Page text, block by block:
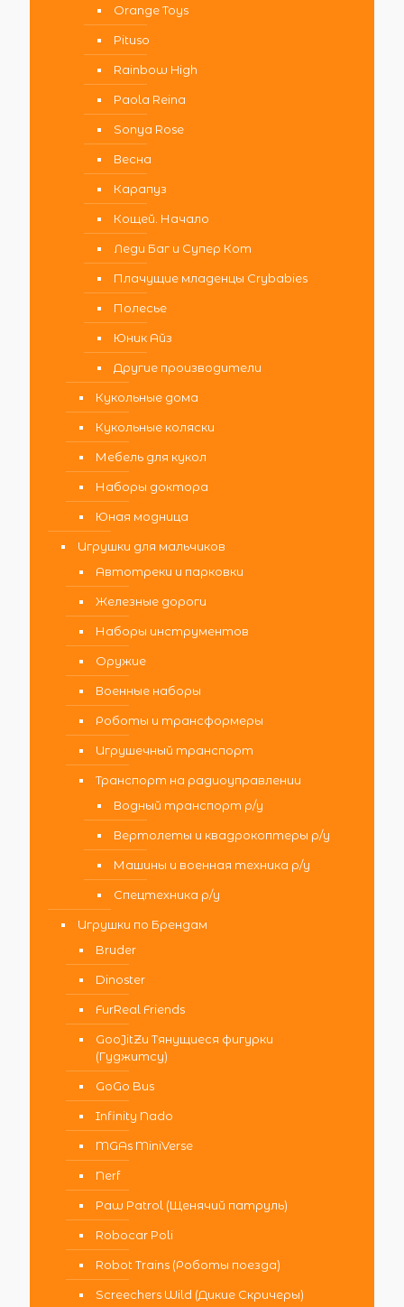
Orange Toys
Pituso
Rainbow High
Paola Reina
Sonya Rose
Весна
Карапуз
Кощей. Начало
Леди Баг и Супер Кот
Плачущие младенцы Crybabies
Полесье
Юник Айз
Другие производители
Кукольные дома
Кукольные коляски
Мебель для кукол
Наборы доктора
Юная модница
Игрушки для мальчиков
Автотреки и парковки
Железные дороги
Наборы инструментов
Оружие
Военные наборы
Роботы и трансформеры
Игрушечный транспорт
Транспорт на радиоуправлении
Водный транспорт р/у
Вертолеты и квадрокоптеры р/у
Машины и военная техника р/у
Спецтехника р/у
Игрушки по Брендам
Bruder
Dinoster
FurReal Friends
GooJitZu Тянущиеся фигурки
(Гуджитсу)
GoGo Bus
Infinity Nado
MGAs MiniVerse
Nerf
Paw Patrol (Щенячий патруль)
Robocar Poli
Robot Trains (Роботы поезда)
Screechers Wild (Дикие Скричеры)